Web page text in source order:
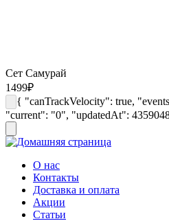
Сет Самурай
1499₽
{ "canTrackVelocity": true,
"current": "0", "updatedAt":
О нас
Контакты
Доставка и оплата
Акции
Статьи